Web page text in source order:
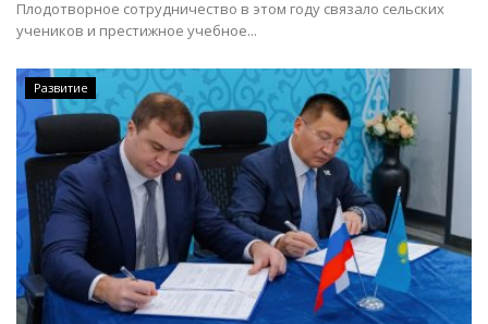
Плодотворное сотрудничество в этом году связало сельских
учеников и престижное учебное...
Развитие